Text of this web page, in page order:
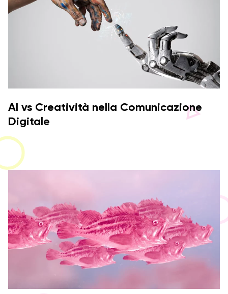
AI vs Creatività nella Comunicazione
Digitale